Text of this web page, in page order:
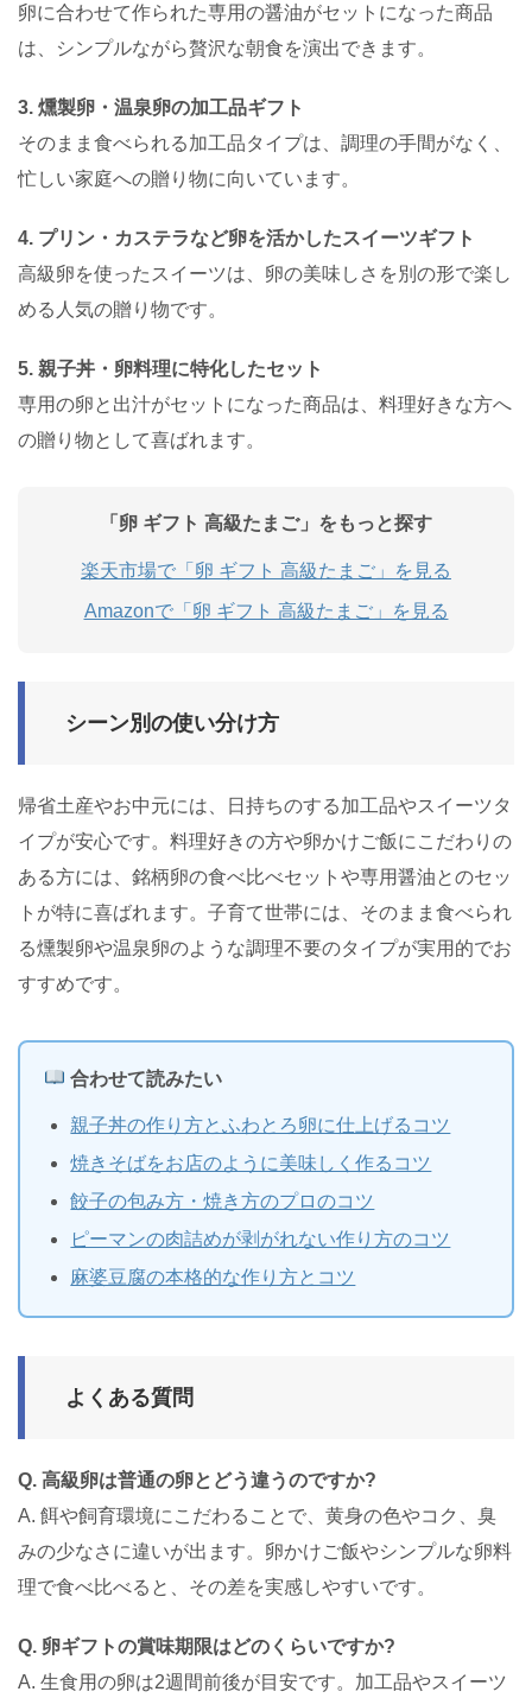
卵に合わせて作られた専用の醤油がセットになった商品
は、シンプルながら贅沢な朝食を演出できます。
3. 燻製卵・温泉卵の加工品ギフト
そのまま食べられる加工品タイプは、調理の手間がなく、
忙しい家庭への贈り物に向いています。
4. プリン・カステラなど卵を活かしたスイーツギフト
高級卵を使ったスイーツは、卵の美味しさを別の形で楽し
める人気の贈り物です。
5. 親子丼・卵料理に特化したセット
専用の卵と出汁がセットになった商品は、料理好きな方へ
の贈り物として喜ばれます。
「卵 ギフト 高級たまご」をもっと探す
楽天市場で「卵 ギフト 高級たまご」を見る
Amazonで「卵 ギフト 高級たまご」を見る
シーン別の使い分け方
帰省土産やお中元には、日持ちのする加工品やスイーツタ
イプが安心です。料理好きの方や卵かけご飯にこだわりの
ある方には、銘柄卵の食べ比べセットや専用醤油とのセッ
トが特に喜ばれます。子育て世帯には、そのまま食べられ
る燻製卵や温泉卵のような調理不要のタイプが実用的でお
すすめです。
合わせて読みたい
親子丼の作り方とふわとろ卵に仕上げるコツ
焼きそばをお店のように美味しく作るコツ
餃子の包み方・焼き方のプロのコツ
ピーマンの肉詰めが剥がれない作り方のコツ
麻婆豆腐の本格的な作り方とコツ
よくある質問
Q. 高級卵は普通の卵とどう違うのですか?
A. 餌や飼育環境にこだわることで、黄身の色やコク、臭
みの少なさに違いが出ます。卵かけご飯やシンプルな卵料
理で食べ比べると、その差を実感しやすいです。
Q. 卵ギフトの賞味期限はどのくらいですか?
A. 生食用の卵は2週間前後が目安です。加工品やスイーツ